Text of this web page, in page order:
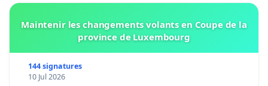
Maintenir les changements volants en Coupe de la
province de Luxembourg
144 signatures
10 Jul 2026